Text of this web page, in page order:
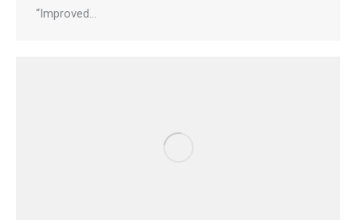
“Improved…